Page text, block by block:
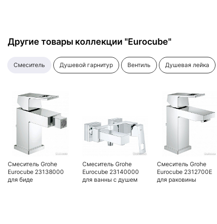
Другие товары коллекции "Eurocube"
смеситель душевой гарнитур вентиль душевая лейка
Смеситель Grohe
Eurocube 23138000
для биде
Смеситель Grohe
Eurocube 23140000
для ванны с душем
Смеситель Grohe
Eurocube 2312700E
для раковины